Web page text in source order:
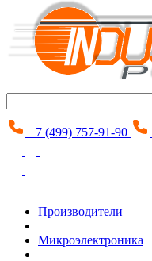
+7 (499) 757-91-90
Производители
Микроэлектроника